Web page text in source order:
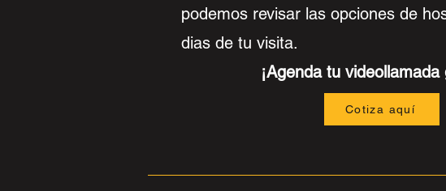
podemos revisar las opciones de
dias de tu visita.
¡Agenda tu videollamada
Cotiza aquí